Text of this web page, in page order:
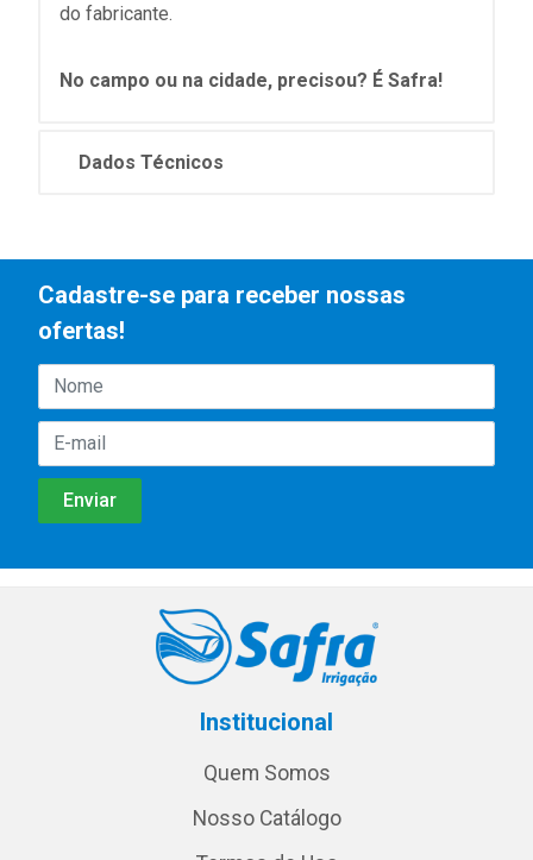
do fabricante.
No campo ou na cidade, precisou? É Safra!
Dados Técnicos
Cadastre-se para receber nossas
ofertas!
Institucional
Quem Somos
Nosso Catálogo